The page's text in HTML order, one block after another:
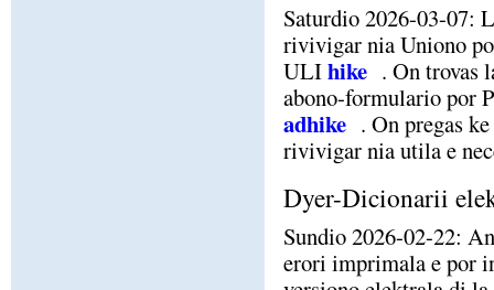
Saturdio 2026-03-07:
rivivigar nia Uniono
ULIhike . On trovas
abono-formulario por
adhike . On pregas
rivivigar nia utila e
Dyer-Dicionarii
Sundio 2026-02-22:
erori imprimala e por